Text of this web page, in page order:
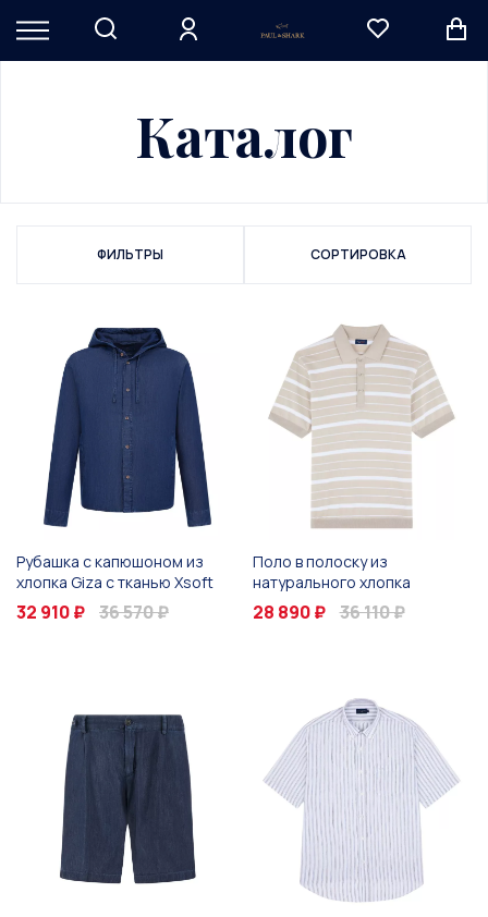
Каталог
ФИЛЬТРЫ СОРТИРОВКА
Рубашка с капюшоном из
хлопка Giza с тканью Xsoft
32 910 ₽ 36 570 ₽
Поло в полоску из
натурального хлопка
28 890 ₽ 36 110 ₽